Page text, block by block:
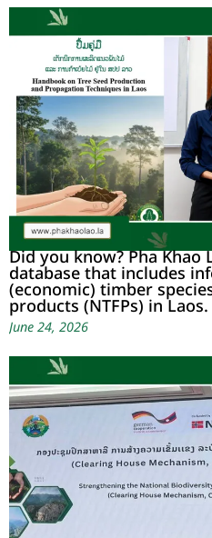
Did you know? Pha Khao
database that includes
(economic) timber
products (NTFPs) in Laos.
June 24, 2026